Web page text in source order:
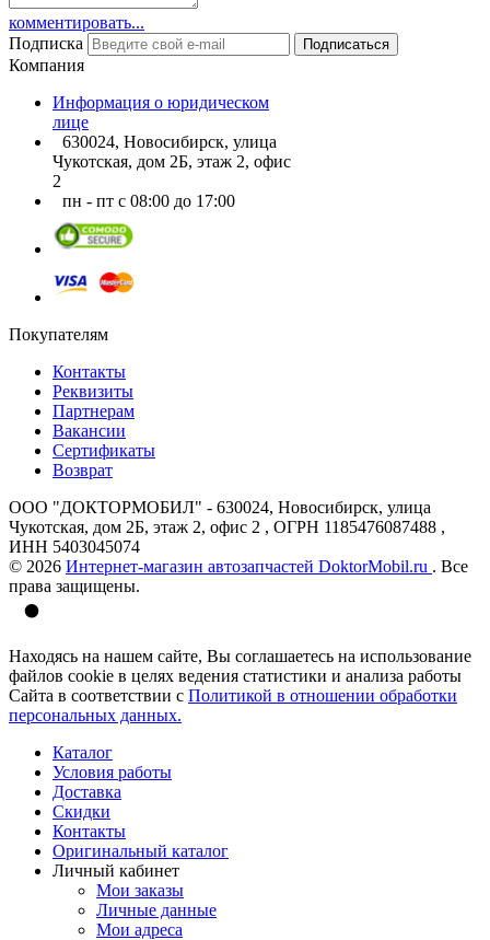
комментировать...
Подписка
Подписаться
Компания
Информация о юридическом
лице
630024, Новосибирск, улица
Чукотская, дом 2Б, этаж 2, офис
2
пн - пт с 08:00 до 17:00
Покупателям
Контакты
Реквизиты
Партнерам
Вакансии
Сертификаты
Возврат
ООО "ДОКТОРМОБИЛ" - 630024, Новосибирск, улица
Чукотская, дом 2Б, этаж 2, офис 2 , ОГРН 1185476087488 ,
ИНН 5403045074
© 2026 Интернет-магазин автозапчастей DoktorMobil.ru . Все
права защищены.
Находясь на нашем сайте, Вы соглашаетесь на использование
файлов cookie в целях ведения статистики и анализа работы
Сайта в соответствии с Политикой в отношении обработки
персональных данных.
Каталог
Условия работы
Доставка
Скидки
Контакты
Оригинальный каталог
Личный кабинет
Мои заказы
Личные данные
Мои адреса